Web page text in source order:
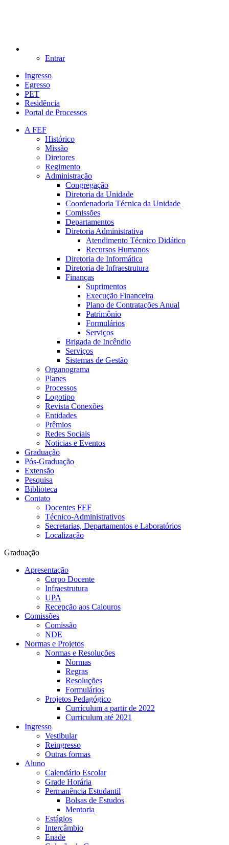
Entrar
Ingresso
Egresso
PET
Residência
Portal de Processos
A FEF
Histórico
Missão
Diretores
Regimento
Administração
Congregação
Diretoria da Unidade
Coordenadoria Técnica da Unidade
Comissões
Departamentos
Diretoria Administrativa
Atendimento Técnico Didático
Recursos Humanos
Diretoria de Informática
Diretoria de Infraestrutura
Finanças
Suprimentos
Execução Financeira
Plano de Contratações Anual
Patrimônio
Formulários
Serviços
Brigada de Incêndio
Serviços
Sistemas de Gestão
Organograma
Planes
Processos
Logotipo
Revista Conexões
Entidades
Prêmios
Redes Sociais
Noticias e Eventos
Graduação
Pós-Graduação
Extensão
Pesquisa
Biblioteca
Contato
Docentes FEF
Técnico-Administrativos
Secretarias, Departamentos e Laboratórios
Localização
Graduação
Apresentação
Corpo Docente
Infraestrutura
UPA
Recepção aos Calouros
Comissões
Comissão
NDE
Normas e Projetos
Normas e Resoluções
Normas
Regras
Resoluções
Formulários
Projetos Pedagógico
Currículum a partir de 2022
Curriculum até 2021
Ingresso
Vestibular
Reingresso
Outras formas
Aluno
Calendário Escolar
Grade Horária
Permanência Estudantil
Bolsas de Estudos
Mentoria
Estágios
Intercâmbio
Enade